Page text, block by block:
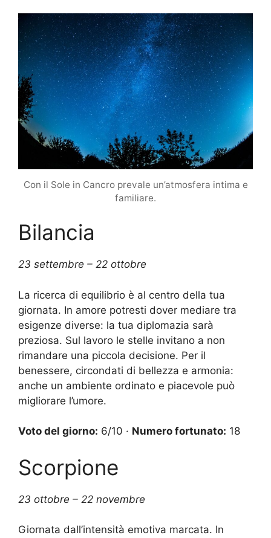
Con il Sole in Cancro prevale un’atmosfera intima e
familiare.
Bilancia
23 settembre – 22 ottobre
La ricerca di equilibrio è al centro della tua
giornata. In amore potresti dover mediare tra
esigenze diverse: la tua diplomazia sarà
preziosa. Sul lavoro le stelle invitano a non
rimandare una piccola decisione. Per il
benessere, circondati di bellezza e armonia:
anche un ambiente ordinato e piacevole può
migliorare l’umore.
Voto del giorno: 6/10 · Numero fortunato: 18
Scorpione
23 ottobre – 22 novembre
Giornata dall’intensità emotiva marcata. In